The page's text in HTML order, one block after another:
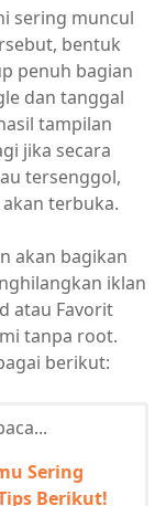
sering muncul
bentuk
penuh bagian
dan tanggal
tampilan
jika secara
tersenggol,
terbuka.
akan bagikan
iklan
atau Favorit
tanpa root.
berikut:
Sering
Berikut!